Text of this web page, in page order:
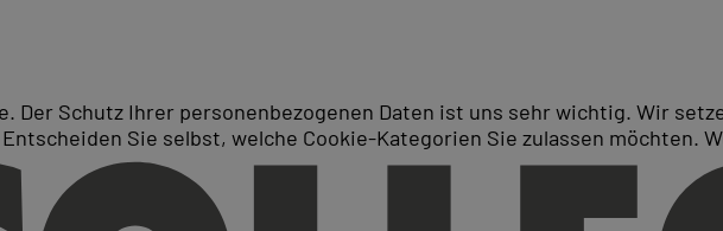
Der Schutz Ihrer personenbezogenen Daten ist uns sehr wichtig. Wir
Sie selbst, welche Cookie-Kategorien Sie zulassen möchten.